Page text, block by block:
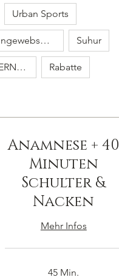
Urban Sports
Luka Koch & Tiefengewebsmassage Suhur
Farina//AKTUELL IN ELTERNZEIT Rabatte
Anamnese + 40
Minuten
Schulter &
Nacken
Mehr Infos
45 Min.